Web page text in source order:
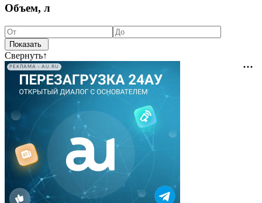
Объем, л
Свернуть↑
РЕКЛАМА • AU.RU